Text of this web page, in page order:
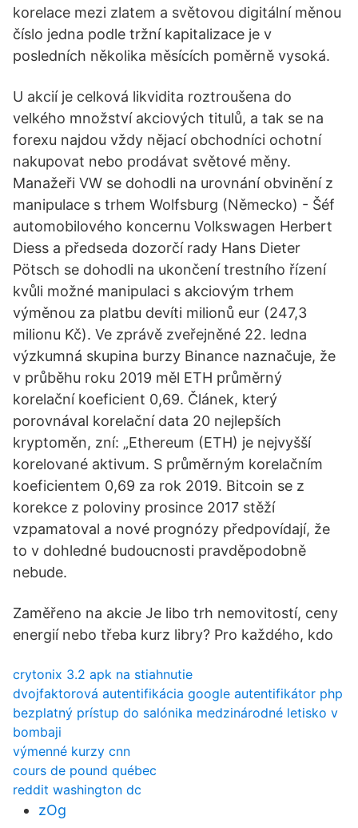
korelace mezi zlatem a světovou digitální měnou
číslo jedna podle tržní kapitalizace je v
posledních několika měsících poměrně vysoká.
U akcií je celková likvidita roztroušena do
velkého množství akciových titulů, a tak se na
forexu najdou vždy nějací obchodníci ochotní
nakupovat nebo prodávat světové měny.
Manažeři VW se dohodli na urovnání obvinění z
manipulace s trhem Wolfsburg (Německo) - Šéf
automobilového koncernu Volkswagen Herbert
Diess a předseda dozorčí rady Hans Dieter
Pötsch se dohodli na ukončení trestního řízení
kvůli možné manipulaci s akciovým trhem
výměnou za platbu devíti milionů eur (247,3
milionu Kč). Ve zprávě zveřejněné 22. ledna
výzkumná skupina burzy Binance naznačuje, že
v průběhu roku 2019 měl ETH průměrný
korelační koeficient 0,69. Článek, který
porovnával korelační data 20 nejlepších
kryptoměn, zní: „Ethereum (ETH) je nejvyšší
korelované aktivum. S průměrným korelačním
koeficientem 0,69 za rok 2019. Bitcoin se z
korekce z poloviny prosince 2017 stěží
vzpamatoval a nové prognózy předpovídají, že
to v dohledné budoucnosti pravděpodobně
nebude.
Zaměřeno na akcie Je libo trh nemovitostí, ceny
energií nebo třeba kurz libry? Pro každého, kdo
crytonix 3.2 apk na stiahnutie
dvojfaktorová autentifikácia google autentifikátor php
bezplatný prístup do salónika medzinárodné letisko v
bombaji
výmenné kurzy cnn
cours de pound québec
reddit washington dc
zOg